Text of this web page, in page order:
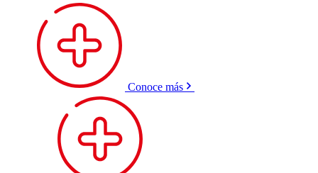
Conoce más